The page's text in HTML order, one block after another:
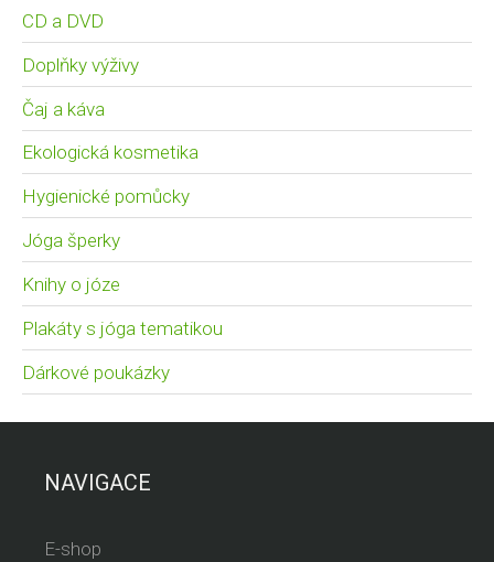
CD a DVD
Doplňky výživy
Čaj a káva
Ekologická kosmetika
Hygienické pomůcky
Jóga šperky
Knihy o józe
Plakáty s jóga tematikou
Dárkové poukázky
NAVIGACE
E-shop